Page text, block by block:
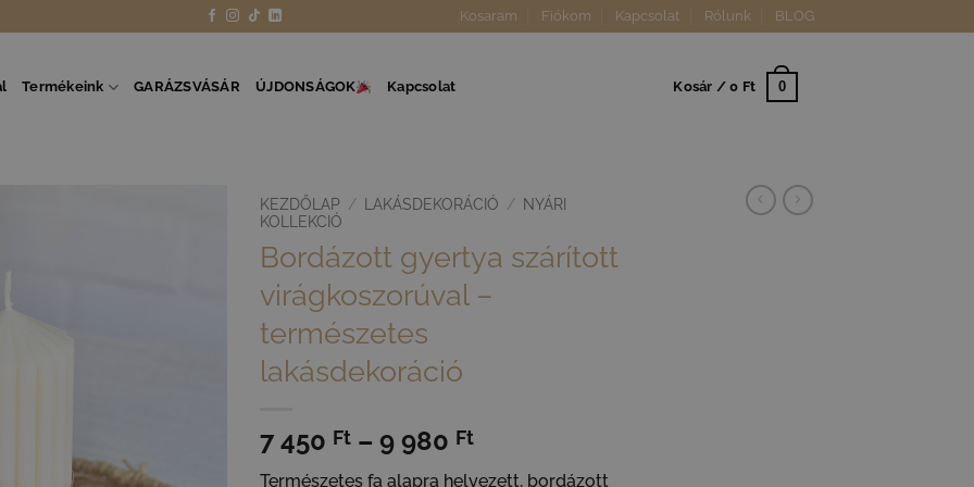
Kosaram Fiókom Kapcsolat Rólunk BLOG
Termékeink GARÁZSVÁSÁR ÚJDONSÁGOK Kapcsolat Kosár /0 Ft 0
KEZDŐLAP / LAKÁSDEKORÁCIÓ / NYÁRI
KOLLEKCIÓ
Bordázott gyertya szárított
virágkoszorúval –
természetes
lakásdekoráció
7 450 Ft – 9 980 FtÁrtartomány:
Természetes fa alapra helyezett, bordázott